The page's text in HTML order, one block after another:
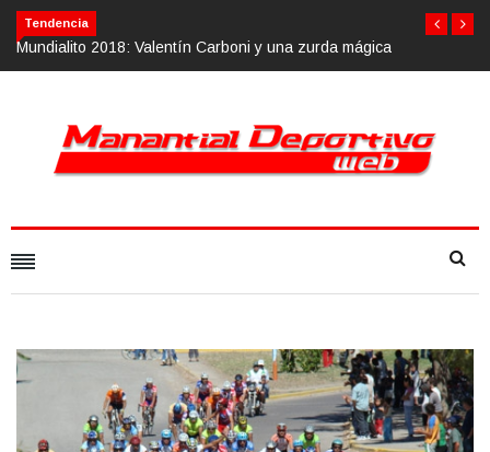
Tendencia
Calvario Race 2018, 10 de noviembre